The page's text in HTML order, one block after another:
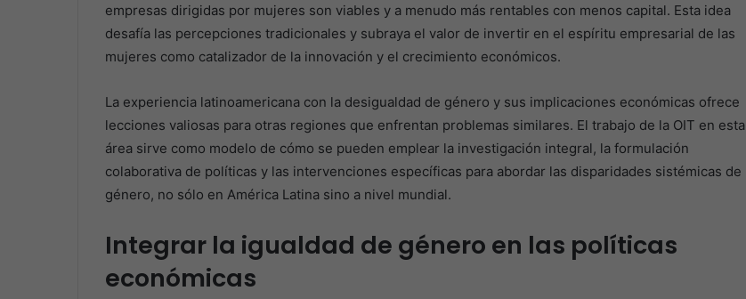
empresas dirigidas por mujeres son viables y a menudo más rentables con menos capital. Esta idea
desafía las percepciones tradicionales y subraya el valor de invertir en el espíritu empresarial de las
mujeres como catalizador de la innovación y el crecimiento económicos.
La experiencia latinoamericana con la desigualdad de género y sus implicaciones económicas ofrece
lecciones valiosas para otras regiones que enfrentan problemas similares. El trabajo de la OIT en esta
área sirve como modelo de cómo se pueden emplear la investigación integral, la formulación
colaborativa de políticas y las intervenciones específicas para abordar las disparidades sistémicas de
género, no sólo en América Latina sino a nivel mundial.
Integrar la igualdad de género en las políticas
económicas